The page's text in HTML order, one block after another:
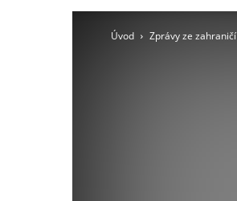
Úvod Zprávy ze zahraničí